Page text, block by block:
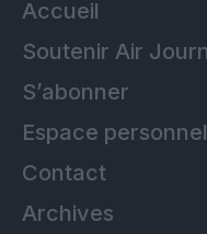
Accueil
Soutenir Air
S’abonner
Espace personnel
Contact
Archives